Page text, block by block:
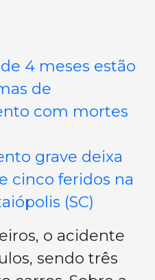
4 meses estão
de
com mortes
grave deixa
cinco feridos na
(SC)
o acidente
sendo três